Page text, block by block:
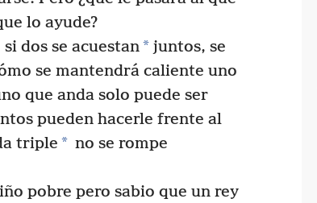
lo ayude?
dos se acuestan*juntos, se
se mantendrá caliente uno
que anda solo puede ser
pueden hacerle frente al
triple * no se rompe
pobre pero sabio que un rey